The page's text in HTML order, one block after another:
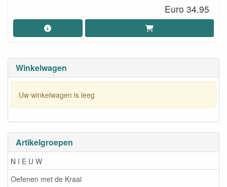
Winkelwagen
Uw winkelwagen is leeg
Artikelgroepen
N I E U W
Oefenen met de Kraai
Euro 34.95